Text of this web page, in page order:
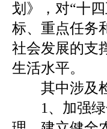
划》，对“十
标、重点任务
社会发展的支
生活水平。
其中涉及检
1、加强绿